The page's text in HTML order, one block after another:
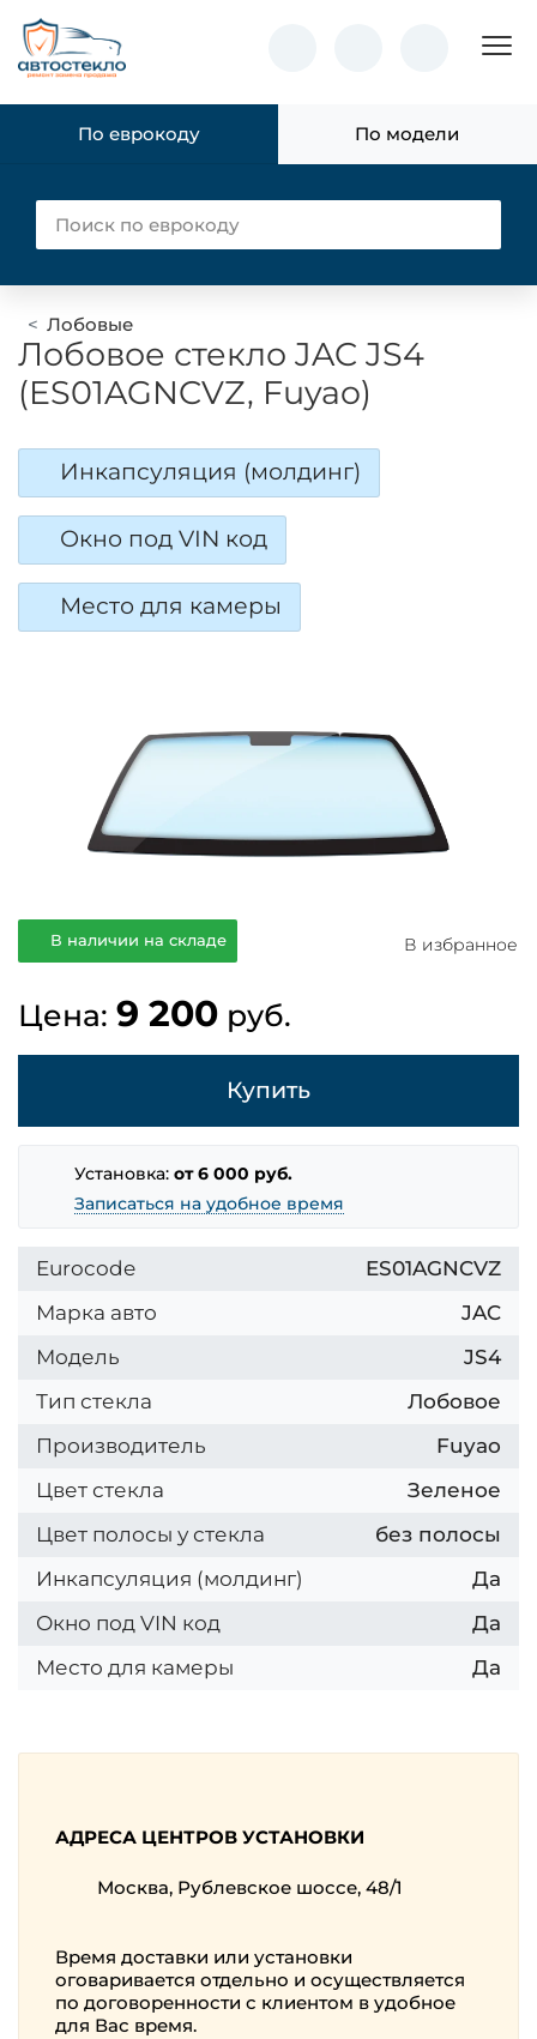
По еврокоду По модели
Лобовые
Лобовое стекло JAC JS4
(ES01AGNCVZ, Fuyao)
Инкапсуляция (молдинг)
Окно под VIN код
Место для камеры
В наличии на складе В избранное
Цена: 9 200 руб.
Купить
Установка:от 6 000 руб.
Записаться на удобное время
Eurocode
ES01AGNCVZ
Марка авто
JAC
Модель
JS4
Тип стекла
Лобовое
Производитель
Fuyao
Цвет стекла
Зеленое
Цвет полосы у стекла
без полосы
Инкапсуляция (молдинг)
Да
Окно под VIN код
Да
Место для камеры
Да
АДРЕСА ЦЕНТРОВ УСТАНОВКИ
Москва, Рублевское шоссе, 48/1
Время доставки или установки
оговаривается отдельно и осуществляется
по договоренности с клиентом в удобное
для Вас время.